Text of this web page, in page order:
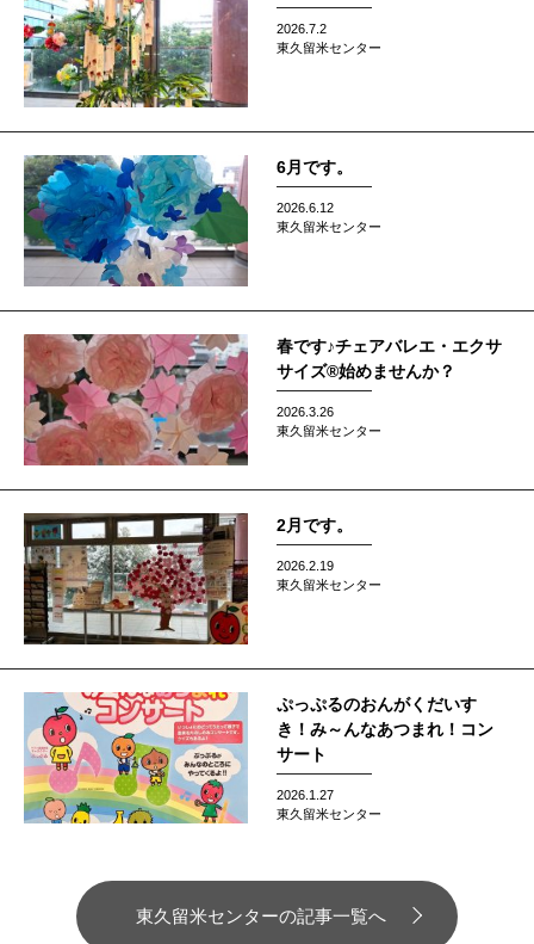
2026.7.2
東久留米センター
6月です。
2026.6.12
東久留米センター
春です♪チェアバレエ・エクサ
サイズ®始めませんか？
2026.3.26
東久留米センター
2月です。
2026.2.19
東久留米センター
ぷっぷるのおんがくだいす
き！み～んなあつまれ！コン
サート
2026.1.27
東久留米センター
東久留米センターの記事一覧へ